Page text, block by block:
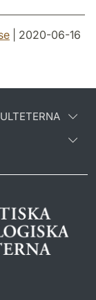
| 2020-06-16